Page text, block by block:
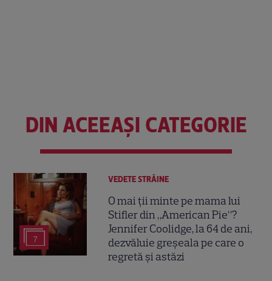
DIN ACEEAȘI CATEGORIE
7
VEDETE STRĂINE
O mai ții minte pe mama lui
Stifler din „American Pie”?
Jennifer Coolidge, la 64 de ani,
dezvăluie greșeala pe care o
regretă și astăzi